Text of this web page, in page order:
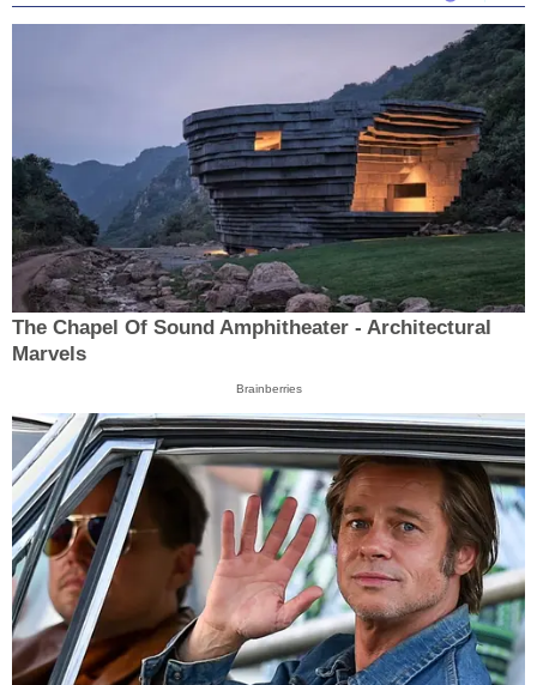
The Chapel Of Sound Amphitheater - Architectural
Marvels
Brainberries